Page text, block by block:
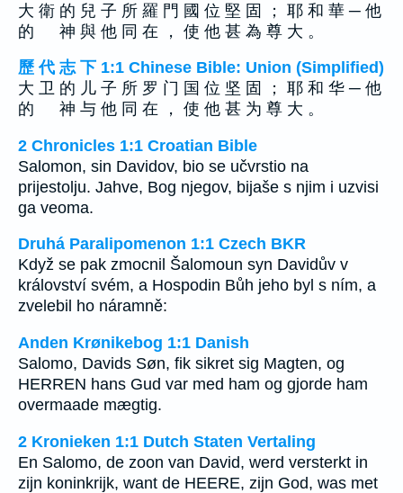
大 衛 的 兒 子 所 羅 門 國 位 堅 固 ； 耶 和 華 ─ 他
的 神 與 他 同 在 ， 使 他 甚 為 尊 大 。
歷 代 志 下 1:1 Chinese Bible: Union (Simplified)
大 卫 的 儿 子 所 罗 门 国 位 坚 固 ； 耶 和 华 ─ 他
的 神 与 他 同 在 ， 使 他 甚 为 尊 大 。
2 Chronicles 1:1 Croatian Bible
Salomon, sin Davidov, bio se učvrstio na
prijestolju. Jahve, Bog njegov, bijaše s njim i uzvisi
ga veoma.
Druhá Paralipomenon 1:1 Czech BKR
Když se pak zmocnil Šalomoun syn Davidův v
království svém, a Hospodin Bůh jeho byl s ním, a
zvelebil ho náramně:
Anden Krønikebog 1:1 Danish
Salomo, Davids Søn, fik sikret sig Magten, og
HERREN hans Gud var med ham og gjorde ham
overmaade mægtig.
2 Kronieken 1:1 Dutch Staten Vertaling
En Salomo, de zoon van David, werd versterkt in
zijn koninkrijk, want de HEERE, zijn God, was met